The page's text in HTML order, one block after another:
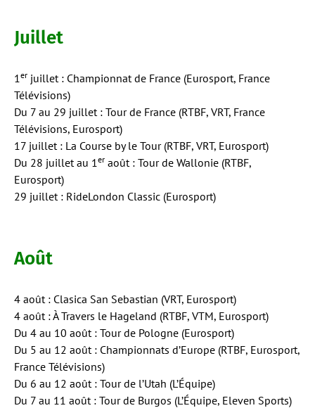
Juillet
1 er juillet : Championnat de France (Eurosport, France
Télévisions)
Du 7 au 29 juillet : Tour de France (RTBF, VRT, France
Télévisions, Eurosport)
17 juillet : La Course by le Tour (RTBF, VRT, Eurosport)
Du 28 juillet au 1 er août : Tour de Wallonie (RTBF,
Eurosport)
29 juillet : RideLondon Classic (Eurosport)
Août
4 août : Clasica San Sebastian (VRT, Eurosport)
4 août : À Travers le Hageland (RTBF, VTM, Eurosport)
Du 4 au 10 août : Tour de Pologne (Eurosport)
Du 5 au 12 août : Championnats d’Europe (RTBF, Eurosport,
France Télévisions)
Du 6 au 12 août : Tour de l’Utah (L’Équipe)
Du 7 au 11 août : Tour de Burgos (L’Équipe, Eleven Sports)